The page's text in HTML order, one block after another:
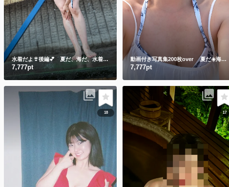
水着だよ👙後編💕 夏だ、海だ、水着のしずかだ💕動画と写真合わせて200枚over
7,777pt
動画付き写真集200枚over 夏だ☀️海だ🌊水着のしずかもご賞味ください💕
7,777pt
18 17